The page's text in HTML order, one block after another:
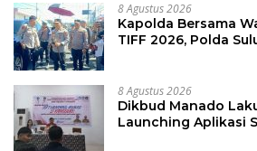
8 Agustus 2026
Kapolda Bersama
TIFF 2026, Polda
8 Agustus 2026
Dikbud Manado
Launching Aplikasi